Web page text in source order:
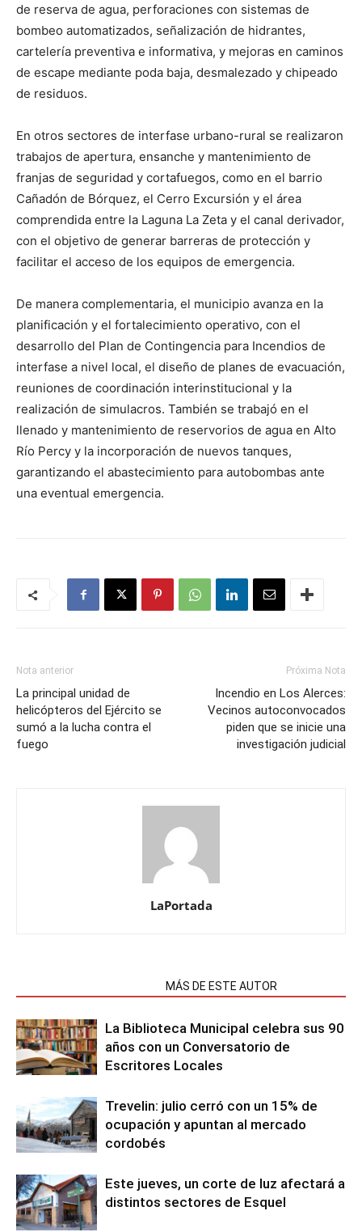
de reserva de agua, perforaciones con sistemas de
bombeo automatizados, señalización de hidrantes,
cartelería preventiva e informativa, y mejoras en caminos
de escape mediante poda baja, desmalezado y chipeado
de residuos.
En otros sectores de interfase urbano-rural se realizaron
trabajos de apertura, ensanche y mantenimiento de
franjas de seguridad y cortafuegos, como en el barrio
Cañadón de Bórquez, el Cerro Excursión y el área
comprendida entre la Laguna La Zeta y el canal derivador,
con el objetivo de generar barreras de protección y
facilitar el acceso de los equipos de emergencia.
De manera complementaria, el municipio avanza en la
planificación y el fortalecimiento operativo, con el
desarrollo del Plan de Contingencia para Incendios de
interfase a nivel local, el diseño de planes de evacuación,
reuniones de coordinación interinstitucional y la
realización de simulacros. También se trabajó en el
llenado y mantenimiento de reservorios de agua en Alto
Río Percy y la incorporación de nuevos tanques,
garantizando el abastecimiento para autobombas ante
una eventual emergencia.
Nota anterior
La principal unidad de
helicópteros del Ejército se
sumó a la lucha contra el
fuego
Próxima Nota
Incendio en Los Alerces:
Vecinos autoconvocados
piden que se inicie una
investigación judicial
LaPortada
MÁS DE ESTE AUTOR
La Biblioteca Municipal celebra sus 90
años con un Conversatorio de
Escritores Locales
Trevelin: julio cerró con un 15% de
ocupación y apuntan al mercado
cordobés
Este jueves, un corte de luz afectará a
distintos sectores de Esquel